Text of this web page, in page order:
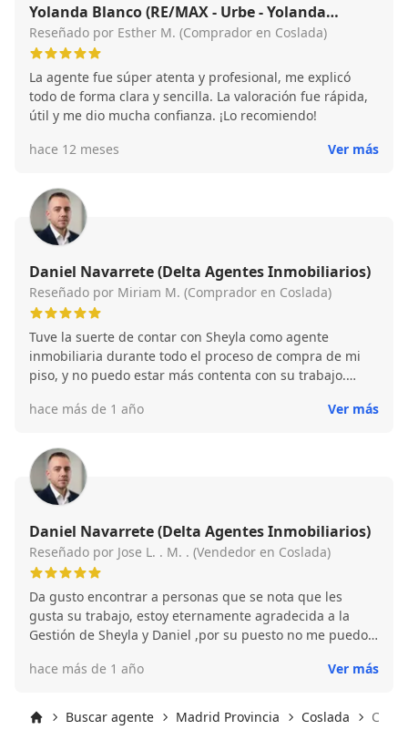
Yolanda Blanco (RE/MAX - Urbe - Yolanda
Blanco)
Reseñado por Esther M. (Comprador en Coslada)
La agente fue súper atenta y profesional, me explicó
todo de forma clara y sencilla. La valoración fue rápida,
útil y me dio mucha confianza. ¡Lo recomiendo!
hace 12 meses
Ver más
Daniel Navarrete (Delta Agentes Inmobiliarios)
Reseñado por Miriam M. (Comprador en Coslada)
Tuve la suerte de contar con Sheyla como agente
inmobiliaria durante todo el proceso de compra de mi
piso, y no puedo estar más contenta con su trabajo.
y transparente, algo que se agradece muchísimo cuando
acompañó en cada paso, resolvió todas mis dudas con
paciencia, me explicó todo lo necesario y me mantuvo
siempre informada. Además, conoce muy bien la zona,
lo que me ayudó a encontrar exactamente lo que estaba
buscando. Sentí que realmente se preocupaba por
encontrar el piso perfecto para mí. Si estás buscando a
alguien en quien puedas confiar, que se implique de
proceso, no puedo recomendarla lo suficiente.
hace más de 1 año Ver más
Daniel Navarrete (Delta Agentes Inmobiliarios)
Reseñado por Jose L. . M. . (Vendedor en Coslada)
Da gusto encontrar a personas que se nota que les
gusta su trabajo, estoy eternamente agradecida a la
Gestión de Sheyla y Daniel ,por su puesto no me puedo
llamado Iván , que ha hecho realidad el poder realizar el
irá muy bien 😊😊
hace más de 1 año Ver más
Buscar agente Madrid Provincia Coslada